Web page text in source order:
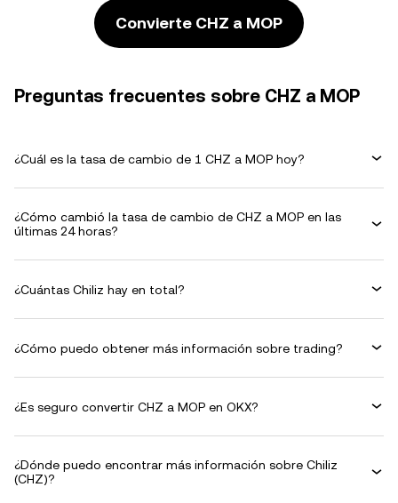
Convierte CHZ a MOP
Preguntas frecuentes sobre CHZ a MOP
¿Cuál es la tasa de cambio de 1 CHZ a MOP hoy?
¿Cómo cambió la tasa de cambio de CHZ a MOP en las
últimas 24 horas?
¿Cuántas Chiliz hay en total?
¿Cómo puedo obtener más información sobre trading?
¿Es seguro convertir CHZ a MOP en OKX?
¿Dónde puedo encontrar más información sobre Chiliz
(CHZ)?